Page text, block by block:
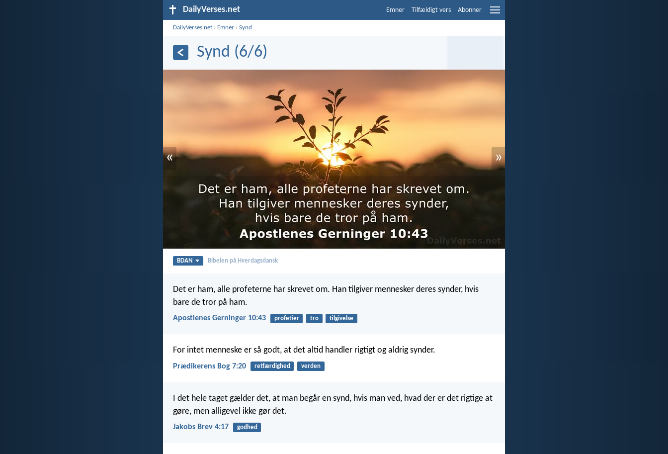
DailyVerses.net Emner Tilfældigt vers Abonner
DailyVerses.net › Emner ›Synd
Synd (6/6)
« »
BDAN Bibelen på Hverdagsdansk
Det er ham, alle profeterne har skrevet om. Han tilgiver mennesker deres synder, hvis
bare de tror på ham.
Apostlenes Gerninger 10:43 profetier tro tilgivelse
For intet menneske er så godt, at det altid handler rigtigt og aldrig synder.
Prædikerens Bog 7:20 retfærdighed verden
I det hele taget gælder det, at man begår en synd, hvis man ved, hvad der er det rigtige at
gøre, men alligevel ikke gør det.
Jakobs Brev 4:17 godhed